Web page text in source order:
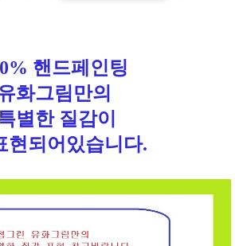
핸드페인팅
화그림만의
별한 질감이
현되어있습니다.